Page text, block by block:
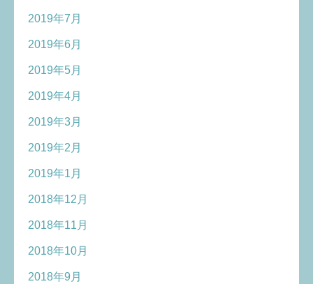
2019年7月
2019年6月
2019年5月
2019年4月
2019年3月
2019年2月
2019年1月
2018年12月
2018年11月
2018年10月
2018年9月